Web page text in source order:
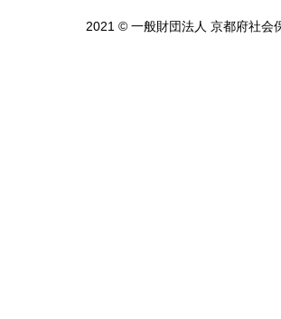
2021 © 一般財団法人 京都府社会